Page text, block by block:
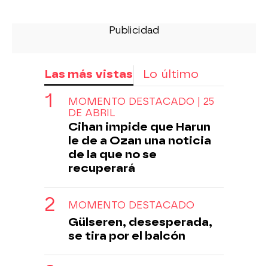
Las más vistas Lo último
MOMENTO DESTACADO | 25
DE ABRIL
Cihan impide que Harun
le de a Ozan una noticia
de la que no se
recuperará
MOMENTO DESTACADO
Gülseren, desesperada,
se tira por el balcón